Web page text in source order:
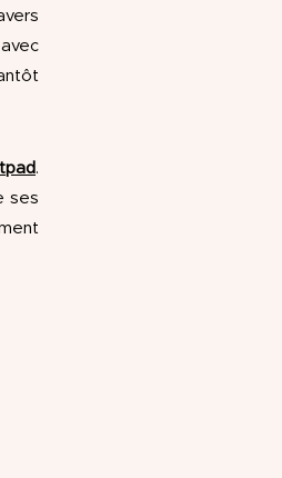
.
ses